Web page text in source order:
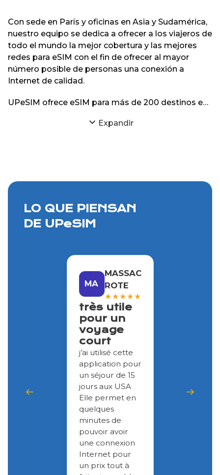
Con sede en París y oficinas en Asia y Sudamérica,
nuestro equipo se dedica a ofrecer a los viajeros de
todo el mundo la mejor cobertura y las mejores
redes para eSIM con el fin de ofrecer al mayor
número posible de personas una conexión a
Internet de calidad.
UPeSIM ofrece eSIM para más de 200 destinos en
para iPhone y Android.
Expandir
LO QUE PIENSAN
DE UPeSIM
MA
MASSAC
ROTE
★★★★★
très utile
pour un
voyage
court
j’ai utilisé cette
application pour
un séjour de 15
jours aux USA
Elle permet en
quelques
minutes de
pouvoir avoir
une connexion
Internet pour
un prix tout à